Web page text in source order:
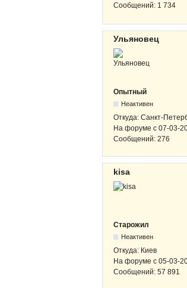
Сообщений: 1 734
Ульяновец
Опытный
Неактивен
Откуда: Санкт-
На форуме с 07-03-
Сообщений: 276
kisa
Старожил
Неактивен
Откуда: Киев
На форуме с 05-03-
Сообщений: 57 891